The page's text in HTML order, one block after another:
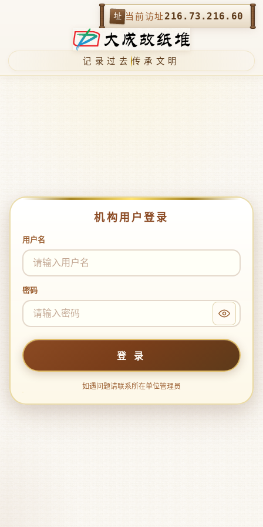
址 当前访址216.73.216.60
记录过去 传承文明
机构用户登录
登录凭据
用户名
密码
登 录
如遇问题请联系所在单位管理员